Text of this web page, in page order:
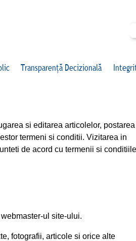
Transparență Decizională
si editarea articolelor, postarea
termeni si conditii. Vizitarea in
de acord cu termenii si conditiile
ul site-ului.
fotografii, articole si orice alte